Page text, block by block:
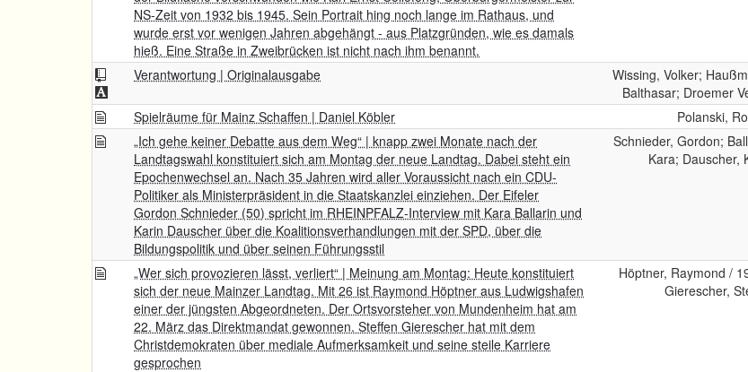
NS-Zeit von 1932 bis 1945. Sein Portrait hing noch lange im Rathaus, und
wurde erst vor wenigen Jahren abgehängt - aus Platzgründen, wie es damals
hieß. Eine Straße in Zweibrücken ist nicht nach ihm benannt.
Verantwortung | Originalausgabe
Wissing, Volker;
Balthasar; Droemer
Spielräume für Mainz Schaffen | Daniel Köbler Polanski,
„Ich gehe keiner Debatte aus dem Weg“ | knapp zwei Monate nach der
Landtagswahl konstituiert sich am Montag der neue Landtag. Dabei steht ein
Epochenwechsel an. Nach 35 Jahren wird aller Voraussicht nach ein CDU-
Politiker als Ministerpräsident in die Staatskanzlei einziehen. Der Eifeler
Gordon Schnieder (50) spricht im RHEINPFALZ-Interview mit Kara Ballarin und
Karin Dauscher über die Koalitionsverhandlungen mit der SPD, über die
Bildungspolitik und über seinen Führungsstil
Schnieder, Gordon;
Kara; Dauscher,
„Wer sich provozieren lässt, verliert“ | Meinung am Montag: Heute konstituiert
sich der neue Mainzer Landtag. Mit 26 ist Raymond Höptner aus Ludwigshafen
einer der jüngsten Abgeordneten. Der Ortsvorsteher von Mundenheim hat am
22. März das Direktmandat gewonnen. Steffen Gierescher hat mit dem
Christdemokraten über mediale Aufmerksamkeit und seine steile Karriere
gesprochen
Höptner, Raymond /
Gierescher,